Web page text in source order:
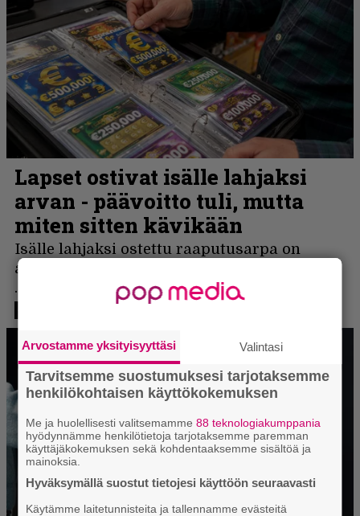
Arvostamme yksityisyyttäsi Valintasi
Tarvitsemme suostumuksesi tarjotaksemme
henkilökohtaisen käyttökokemuksen
Me ja huolellisesti valitsemamme88 teknologiakumppania
hyödynnämme henkilötietoja tarjotaksemme paremman
käyttäjäkokemuksen sekä kohdentaaksemme sisältöä ja
mainoksia.
Hyväksymällä suostut tietojesi käyttöön seuraavasti
Käytämme laitetunnisteita ja tallennamme evästeitä